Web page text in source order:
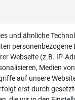
und ähnliche
personenbezogene
Webseite (z.B. IP-
Medien
auf unsere
erst durch